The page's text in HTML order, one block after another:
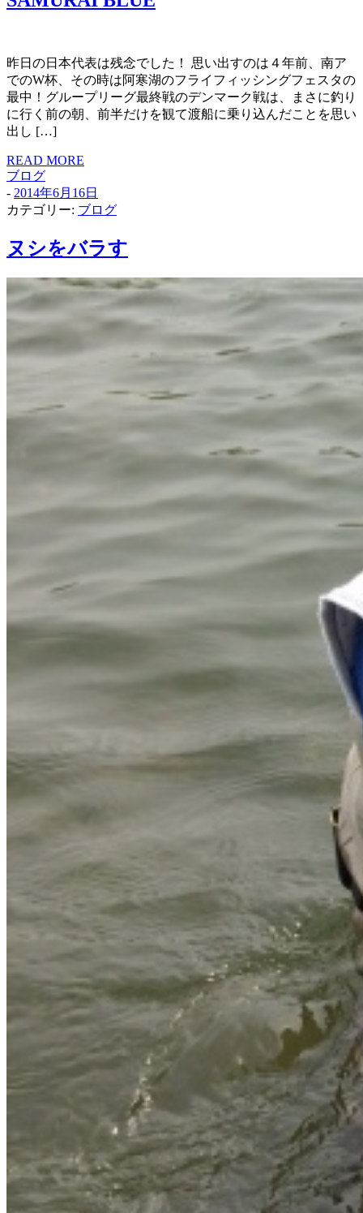
昨日の日本代表は残念でした！ 思い出すのは４年前、南ア
でのW杯、その時は阿寒湖のフライフィッシングフェスタの
最中！グループリーグ最終戦のデンマーク戦は、まさに釣り
に行く前の朝、前半だけを観て渡船に乗り込んだことを思い
出し […]
READ MORE
ブログ
- 2014年6月16日
カテゴリー: ブログ
ヌシをバラす